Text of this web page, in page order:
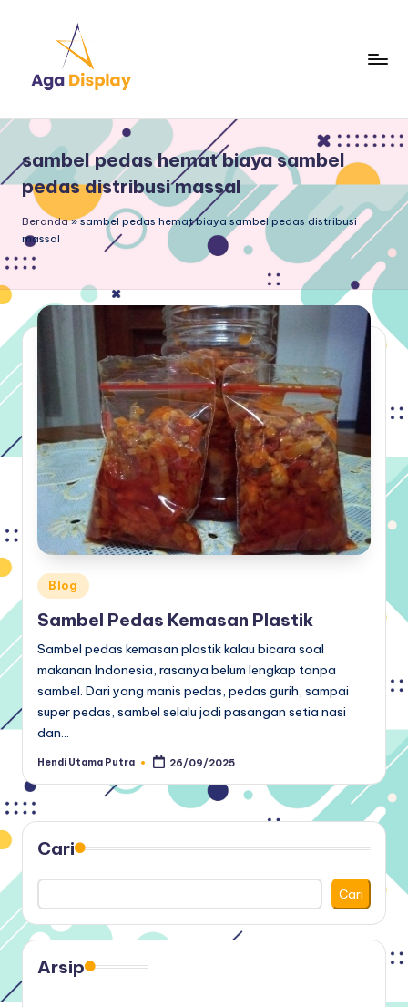
content
sambel pedas hemat biaya sambel
pedas distribusi massal
Beranda»sambel pedas hemat biaya sambel pedas distribusi
massal
Posted
in
Blog
Sambel Pedas Kemasan Plastik
Sambel pedas kemasan plastik kalau bicara soal
makanan Indonesia, rasanya belum lengkap tanpa
sambel. Dari yang manis pedas, pedas gurih, sampai
super pedas, sambel selalu jadi pasangan setia nasi
dan…
Posted
Hendi Utama Putra 26/09/2025
Cari
Cari
Arsip